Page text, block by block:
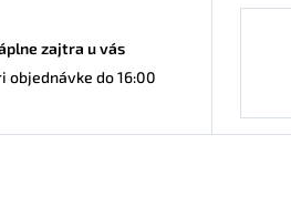
zajtra u vás
objednávke do 16:00